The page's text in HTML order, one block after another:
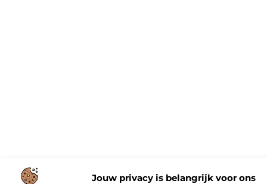
Jouw privacy is belangrijk voor ons